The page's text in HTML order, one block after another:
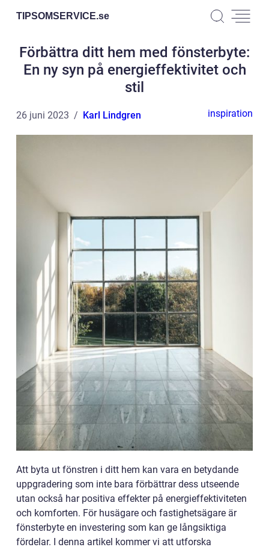
TIPSOMSERVICE.se
Förbättra ditt hem med fönsterbyte:
En ny syn på energieffektivitet och
stil
26 juni 2023 Karl Lindgren inspiration
Att byta ut fönstren i ditt hem kan vara en betydande
uppgradering som inte bara förbättrar dess utseende
utan också har positiva effekter på energieffektiviteten
och komforten. För husägare och fastighetsägare är
fönsterbyte en investering som kan ge långsiktiga
fördelar. I denna artikel kommer vi att utforska